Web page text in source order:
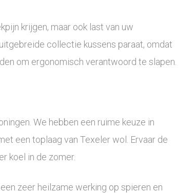
krijgen, maar ook last van uw
collectie kussens paraat, omdat
om ergonomisch verantwoord te slapen.
We hebben een ruime keuze in
een toplaag van Texeler wol. Ervaar de
koel in de zomer.
zeer heilzame werking op spieren en